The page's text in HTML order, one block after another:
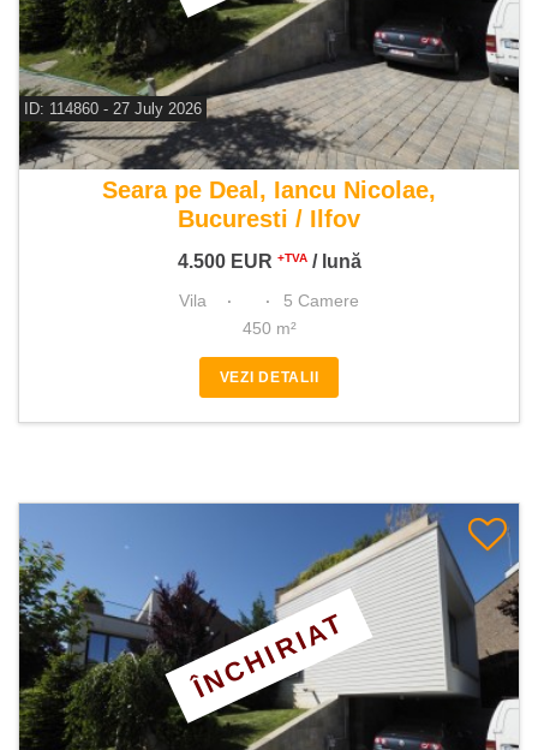
ID: 114860 - 27 July 2026
De inchiriat vila 5 camere
Seara pe Deal, Iancu Nicolae,
Bucuresti / Ilfov
4.500 EUR +TVA/ lună
Vila
5 Camere
450 m²
VEZI DETALII
ÎNCHIRIAT